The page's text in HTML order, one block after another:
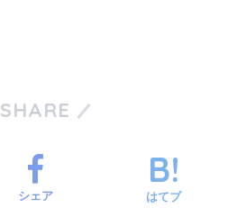
SHARE
シェア はてブ